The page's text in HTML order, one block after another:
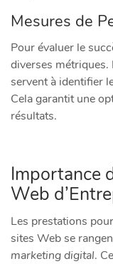
Mesures de
Pour évaluer le
diverses métriques.
servent à identifier
Cela garantit une
résultats.
Importance
Web
Les prestations
sites Web se
marketing digital.